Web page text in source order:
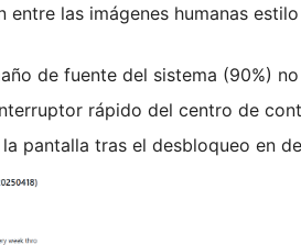
entre las imágenes humanas
de fuente del sistema (90%)
rápido del centro de
pantalla tras el desbloqueo en